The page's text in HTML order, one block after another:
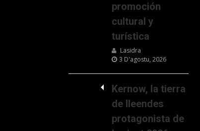
promoción
cultural y
turística
Lasidra
3 D'agostu, 2026
Kernow, la tierra
de lleendes
protagonista de